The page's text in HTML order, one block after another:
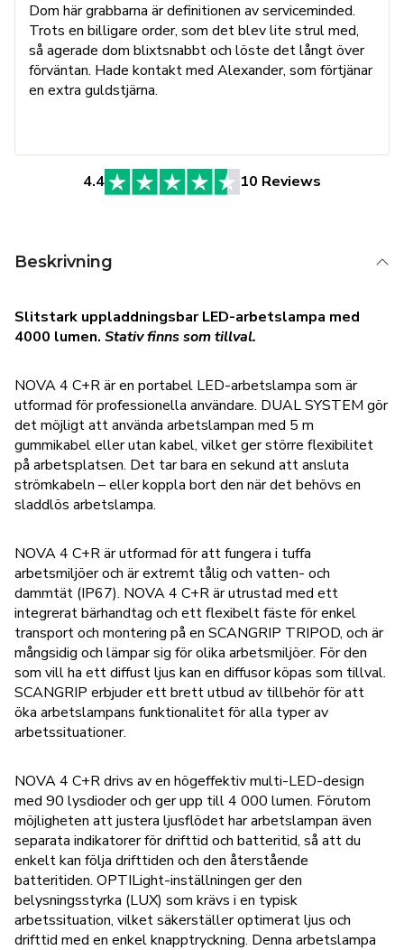
4.4 10 Reviews
Dom här grabbarna är definitionen av serviceminded.
Trots en billigare order, som det blev lite strul med,
så agerade dom blixtsnabbt och löste det långt över
förväntan. Hade kontakt med Alexander, som förtjänar
en extra guldstjärna.
Beskrivning
Slitstark uppladdningsbar LED-arbetslampa med
4000 lumen. Stativ finns som tillval.
NOVA 4 C+R är en portabel LED-arbetslampa som är
utformad för professionella användare. DUAL SYSTEM gör
det möjligt att använda arbetslampan med 5 m
gummikabel eller utan kabel, vilket ger större flexibilitet
på arbetsplatsen. Det tar bara en sekund att ansluta
strömkabeln – eller koppla bort den när det behövs en
sladdlös arbetslampa.
NOVA 4 C+R är utformad för att fungera i tuffa
arbetsmiljöer och är extremt tålig och vatten- och
dammtät (IP67). NOVA 4 C+R är utrustad med ett
integrerat bärhandtag och ett flexibelt fäste för enkel
transport och montering på en SCANGRIP TRIPOD, och är
mångsidig och lämpar sig för olika arbetsmiljöer. För den
som vill ha ett diffust ljus kan en diffusor köpas som tillval.
SCANGRIP erbjuder ett brett utbud av tillbehör för att
öka arbetslampans funktionalitet för alla typer av
arbetssituationer.
NOVA 4 C+R drivs av en högeffektiv multi-LED-design
med 90 lysdioder och ger upp till 4 000 lumen. Förutom
möjligheten att justera ljusflödet har arbetslampan även
separata indikatorer för drifttid och batteritid, så att du
enkelt kan följa drifttiden och den återstående
batteritiden. OPTILight-inställningen ger den
belysningsstyrka (LUX) som krävs i en typisk
arbetssituation, vilket säkerställer optimerat ljus och
drifttid med en enkel knapptryckning. Denna arbetslampa